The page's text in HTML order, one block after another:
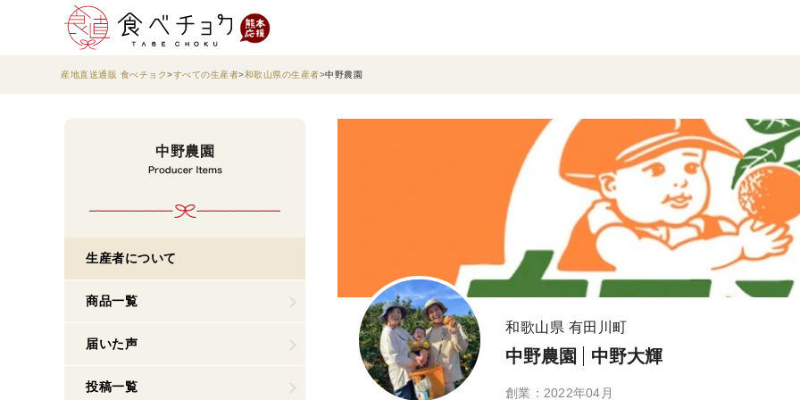
産地直送通販 食べチョク すべての生産者 和歌山県の生産者 中野農園
和歌山県 有田川町
中野農園 中野大輝
創業：2022年04月
中野農園
生産者について
商品一覧
届いた声
投稿一覧